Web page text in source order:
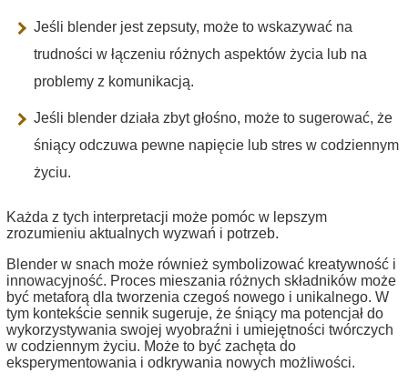
Jeśli blender jest zepsuty, może to wskazywać na
trudności w łączeniu różnych aspektów życia lub na
problemy z komunikacją.
Jeśli blender działa zbyt głośno, może to sugerować, że
śniący odczuwa pewne napięcie lub stres w codziennym
życiu.
Każda z tych interpretacji może pomóc w lepszym
zrozumieniu aktualnych wyzwań i potrzeb.
Blender w snach może również symbolizować kreatywność i
innowacyjność. Proces mieszania różnych składników może
być metaforą dla tworzenia czegoś nowego i unikalnego. W
tym kontekście sennik sugeruje, że śniący ma potencjał do
wykorzystywania swojej wyobraźni i umiejętności twórczych
w codziennym życiu. Może to być zachęta do
eksperymentowania i odkrywania nowych możliwości.